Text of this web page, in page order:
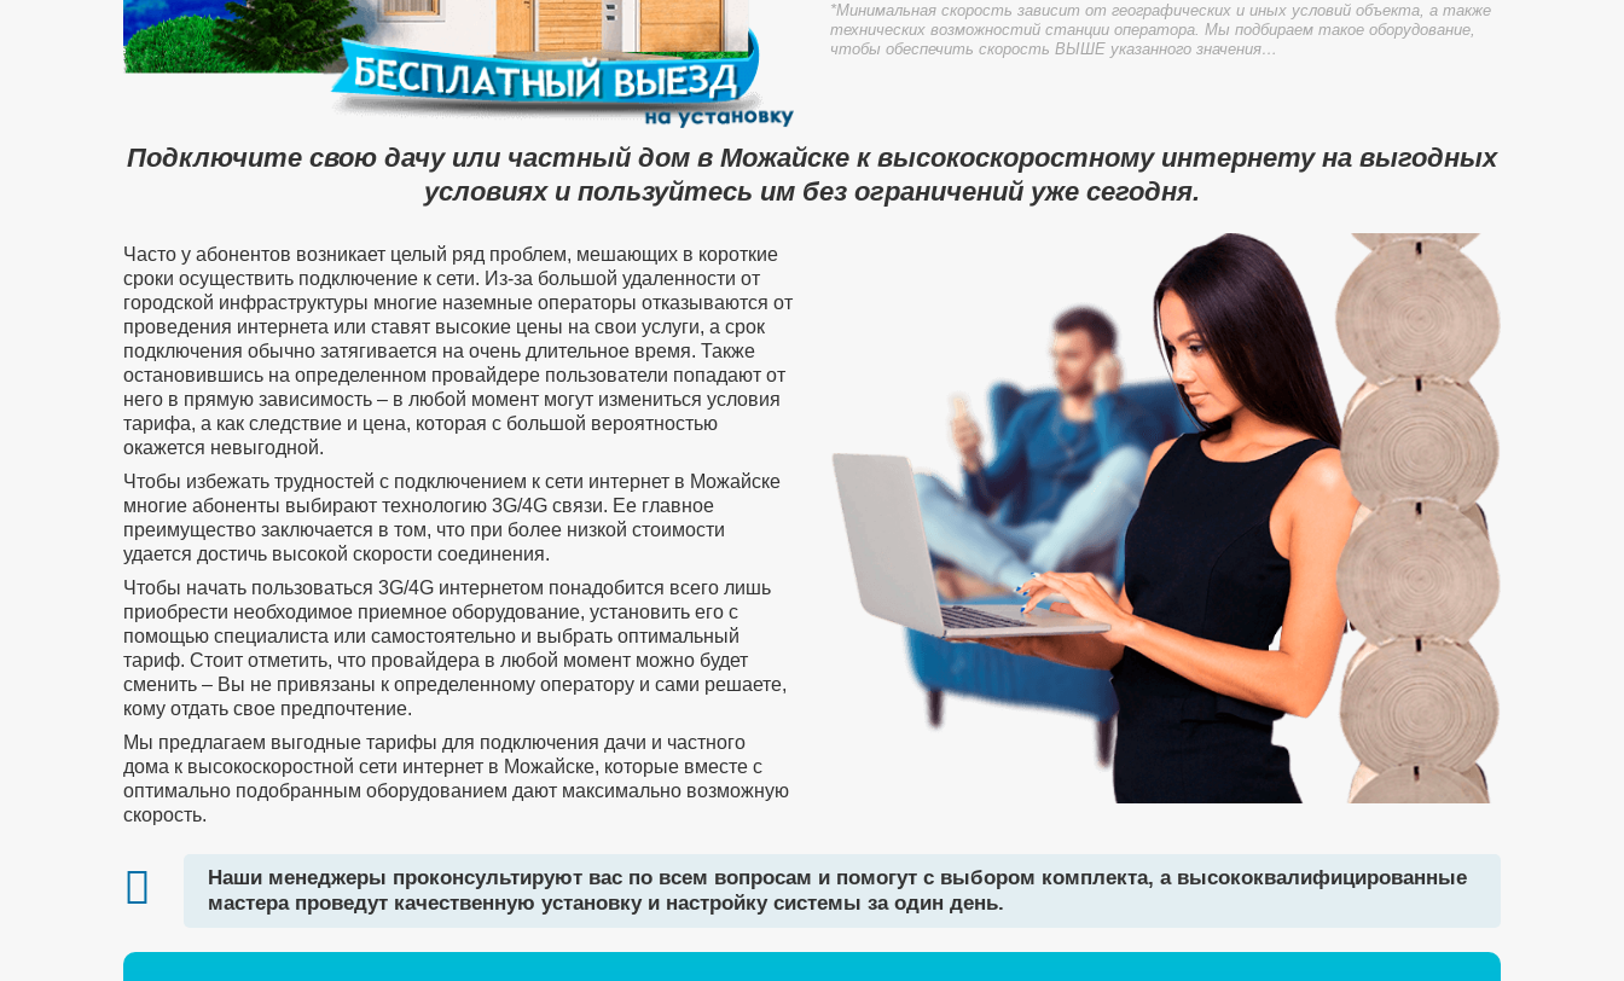
*Минимальная скорость зависит от географических и иных условий объекта, а также
технических возможностий станции оператора. Мы подбираем такое оборудование,
чтобы обеспечить скорость ВЫШЕ указанного значения…
Подключите свою дачу или частный дом в Можайске к высокоскоростному интернету на выгодных
условиях и пользуйтесь им без ограничений уже сегодня.
Часто у абонентов возникает целый ряд проблем, мешающих в короткие
сроки осуществить подключение к сети. Из-за большой удаленности от
городской инфраструктуры многие наземные операторы отказываются от
проведения интернета или ставят высокие цены на свои услуги, а срок
подключения обычно затягивается на очень длительное время. Также
остановившись на определенном провайдере пользователи попадают от
него в прямую зависимость – в любой момент могут измениться условия
тарифа, а как следствие и цена, которая с большой вероятностью
окажется невыгодной.
Чтобы избежать трудностей с подключением к сети интернет в Можайске
многие абоненты выбирают технологию 3G/4G связи. Ее главное
преимущество заключается в том, что при более низкой стоимости
удается достичь высокой скорости соединения.
Чтобы начать пользоваться 3G/4G интернетом понадобится всего лишь
приобрести необходимое приемное оборудование, установить его с
помощью специалиста или самостоятельно и выбрать оптимальный
тариф. Стоит отметить, что провайдера в любой момент можно будет
сменить – Вы не привязаны к определенному оператору и сами решаете,
кому отдать свое предпочтение.
Мы предлагаем выгодные тарифы для подключения дачи и частного
дома к высокоскоростной сети интернет в Можайске, которые вместе с
оптимально подобранным оборудованием дают максимально возможную
скорость.
Наши менеджеры проконсультируют вас по всем вопросам и помогут с выбором комплекта, а высококвалифицированные
мастера проведут качественную установку и настройку системы за один день.